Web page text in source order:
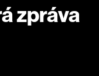
zpráva